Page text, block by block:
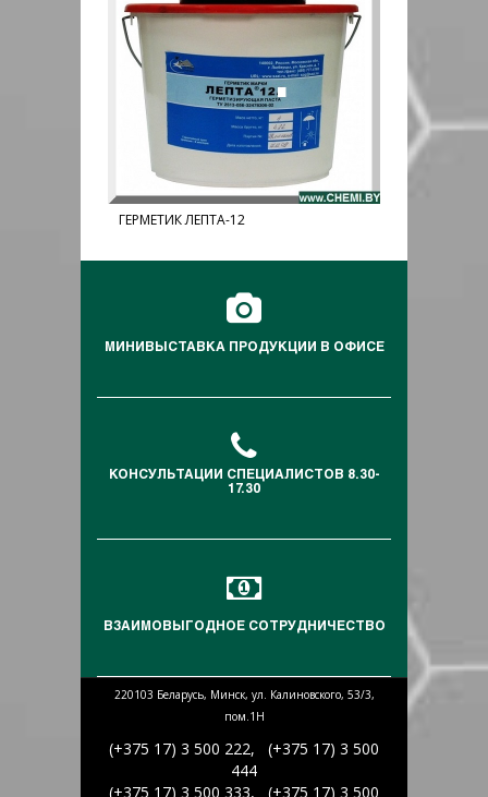
ГЕРМЕТИК ЛЕПТА-12
МИНИВЫСТАВКА ПРОДУКЦИИ В ОФИСЕ
КОНСУЛЬТАЦИИ СПЕЦИАЛИСТОВ 8.30-
17.30
ВЗАИМОВЫГОДНОЕ СОТРУДНИЧЕСТВО
220103 Беларусь, Минск, ул. Калиновского, 53/3,
пом.1Н
(+375 17) 3 500 222, (+375 17) 3 500
444
(+375 17) 3 500 333, (+375 17) 3 500